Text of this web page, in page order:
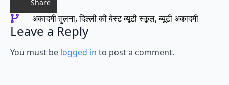
Share
अकादमी तुलना दिल्ली की बेस्ट ब्यूटी स्कूल ब्यूटी अकादमी
Leave a Reply
You must be logged in to post a comment.